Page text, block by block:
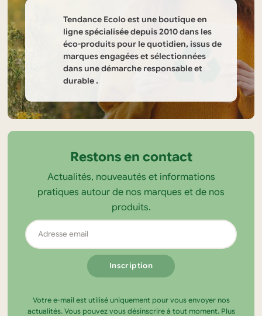
Informations
sur
boutique
Tendance
Tendance Ecolo est une boutique en
ligne spécialisée depuis 2010 dans les
éco-produits pour le quotidien, issus de
marques engagées et sélectionnées
dans une démarche responsable et
durable .
Restons en contact
Actualités, nouveautés et informations
pratiques autour de nos marques et de nos
produits.
Adresse
email
Votre e-mail est utilisé uniquement pour vous envoyer nos
actualités. Vous pouvez vous désinscrire à tout moment. Plus